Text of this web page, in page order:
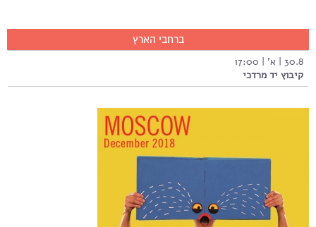
ברחבי הארץ
30.8 | א' | 17:00
קיבוץ יד מרדכי